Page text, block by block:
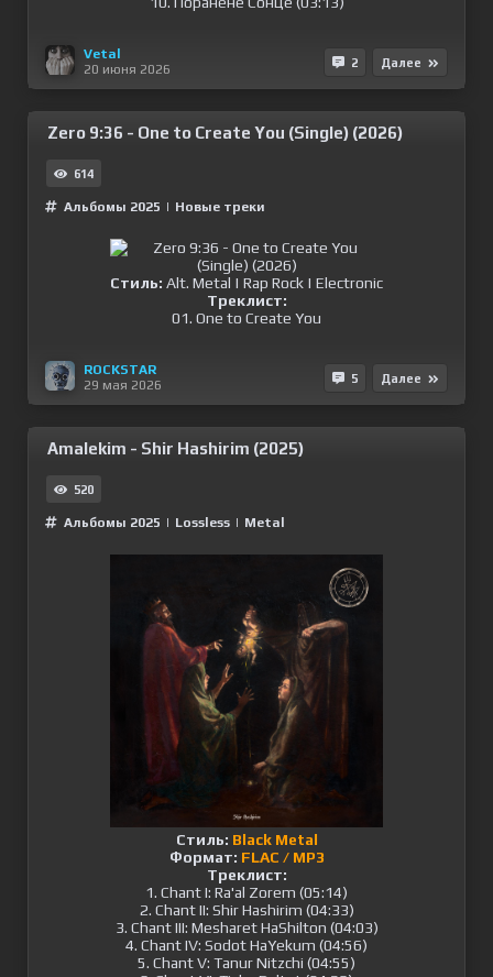
Vetal
20 июня 2026
2 Далее
Zero 9:36 - One to Create You (Single) (2026)
614
Альбомы 2025 | Новые треки
Стиль: Alt. Metal | Rap Rock | Electronic
Треклист:
01. One to Create You
ROCKSTAR
29 мая 2026
5 Далее
Amalekim - Shir Hashirim (2025)
520
Альбомы 2025 | Lossless | Metal
Стиль: Black Metal
Формат: FLAC / MP3
Треклист:
1. Chant I: Ra'al Zorem (05:14)
2. Chant II: Shir Hashirim (04:33)
3. Chant III: Mesharet HaShilton (04:03)
4. Chant IV: Sodot HaYekum (04:56)
5. Chant V: Tanur Nitzchi (04:55)